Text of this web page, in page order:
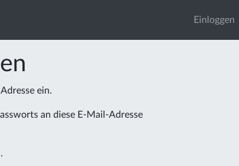
Einloggen
ein.
an diese E-Mail-Adresse
.